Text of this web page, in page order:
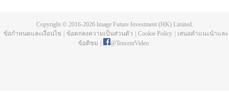
Copyright © 2016-2026Image Future Investment (HK) Limited.
ข้อกำหนดและเงื่อนไข
ข้อตกลงความเป็นส่วนตัว Cookie Policy
เสนอคำแนะนำและ
ข้อติชม
@TencentVideo